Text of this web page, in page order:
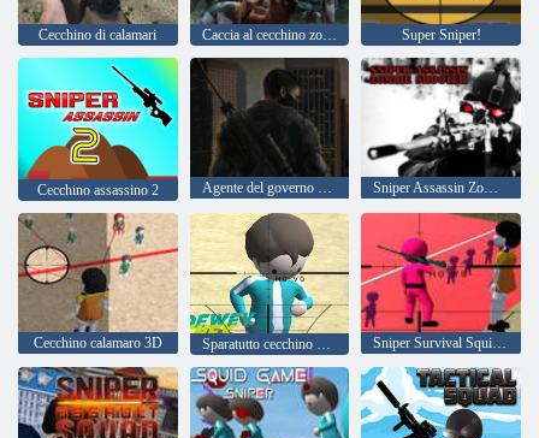
Cecchino di calamari Caccia al cecchino zombi Super Sniper!
Cecchino assassino 2 Agente del governo assassino di cecchino Sniper Assassin Zombie Shooter
Cecchino calamaro 3D Sparatutto cecchino gioco di calamari Sniper Survival Squidy Game